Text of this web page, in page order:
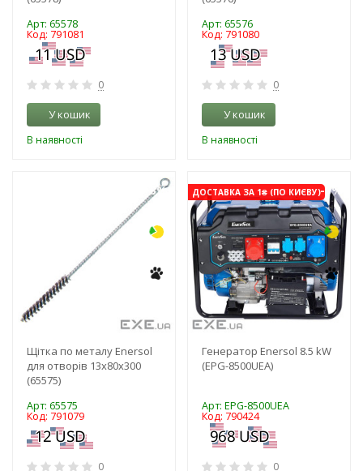
Арт: 65578
Код: 791081
0
У кошик
В наявності
Арт: 65576
Код: 791080
0
У кошик
В наявності
-3%
Щітка по металу Enersol
для отворів 13х80х300
(65575)
Арт: 65575
Код: 791079
0
ДОСТАВКА ЗА 1₴ (ПО КИЄВУ)-3%
Генератор Enersol 8.5 kW
(EPG-8500UEA)
Арт: EPG-8500UEA
Код: 790424
0